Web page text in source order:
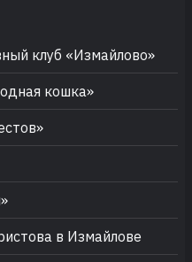
клуб «Измайлово»
кошка»
в Измайлове